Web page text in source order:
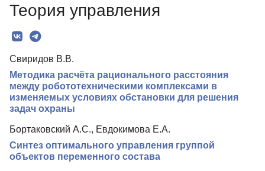
О Журнале
Редколлегия
Редакционная политика
Индексирование
Для авторов
Рубрики
Подписка
Теория управления
Свиридов В.В.
Методика расчёта рационального расстояния
между робототехническими комплексами в
изменяемых условиях обстановки для решения
задач охраны
Бортаковский А.С., Евдокимова Е.А.
Синтез оптимального управления группой
объектов переменного состава